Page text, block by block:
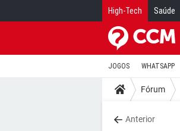
High-Tech Saúde
JOGOS WHATSAPP
Fórum
Anterior